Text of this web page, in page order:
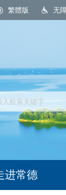
繁體版 无
进常德